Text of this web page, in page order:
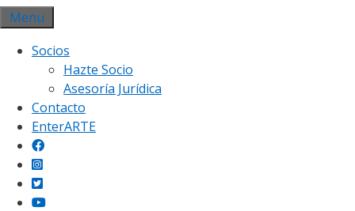
Saltar
al
contenido
Menu
Socios
Hazte Socio
Asesoría Jurídica
Contacto
EnterARTEGalería fotográfica